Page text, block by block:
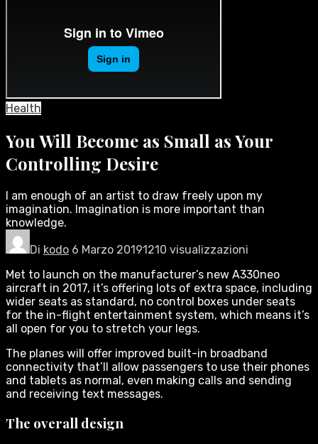
Health
You Will Become as Small as Your
Controlling Desire
I am enough of an artist to draw freely upon my
imagination. Imagination is more important than
knowledge.
Di kodo 6 Marzo 20191210 visualizzazioni
Met to launch on the manufacturer’s new A330neo
aircraft in 2017, it’s offering lots of extra space, including
wider seats as standard, no control boxes under seats
for the in-flight entertainment system, which means it’s
all open for you to stretch your legs.
The planes will offer improved built-in broadband
connectivity that’ll allow passengers to use their phones
and tablets as normal, even making calls and sending
and receiving text messages.
The overall design